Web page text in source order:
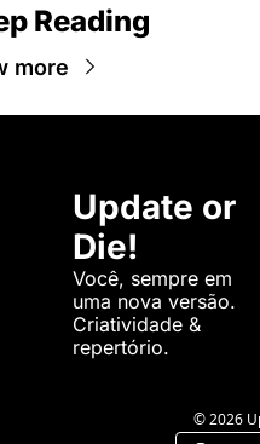
Reading
more
Update or
Die!
Você, sempre em
uma nova versão.
Criatividade &
repertório.
© 2026